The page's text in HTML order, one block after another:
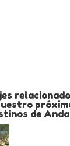
de